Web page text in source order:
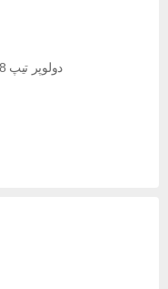
دولوپر تیپ 28ریکو آفیشیو Richo Aficio